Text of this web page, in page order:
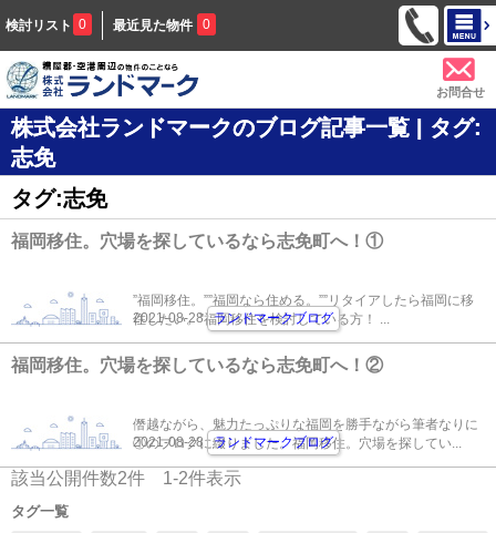
検討リスト 0 最近見た物件 0
お問合せ
株式会社ランドマークのブログ記事一覧 | タグ:
志免
タグ:志免
福岡移住。穴場を探しているなら志免町へ！①
”福岡移住。””福岡なら住める。””リタイアしたら福岡に移
住したい。”福岡移住を検討している方！ ...
2021-08-28 ランドマークブログ
福岡移住。穴場を探しているなら志免町へ！②
僭越ながら、魅力たっぷりな福岡を勝手ながら筆者なりに
①のブログに綴りました。福岡移住。穴場を探してい...
2021-08-28 ランドマークブログ
該当公開件数2件 1-2件表示
タグ一覧